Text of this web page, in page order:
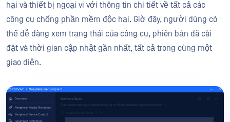
hại và thiết bị ngoại vi với thông tin chi tiết về tất cả các
công cụ chống phần mềm độc hại. Giờ đây, người dùng có
thể dễ dàng xem trạng thái của công cụ, phiên bản đã cài
đặt và thời gian cập nhật gần nhất, tất cả trong cùng một
giao diện.